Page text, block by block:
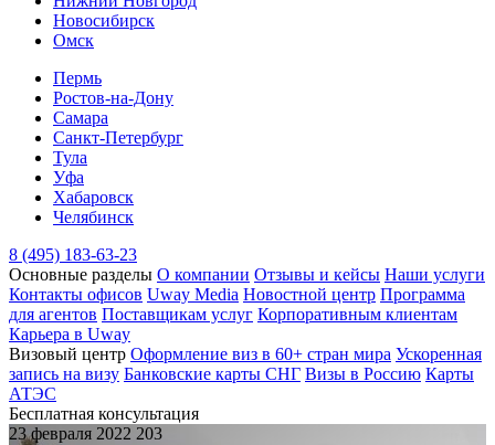
Новосибирск
Омск
Пермь
Ростов-на-Дону
Самара
Санкт-Петербург
Тула
Уфа
Хабаровск
Челябинск
8 (495) 183-63-23
Основные разделы О компании Отзывы и кейсы Наши услуги
Контакты офисов Uway Media Новостной центр Программа
для агентов Поставщикам услуг Корпоративным клиентам
Карьера в Uway
Визовый центр Оформление виз в 60+ стран мира Ускоренная
запись на визу Банковские карты СНГ Визы в Россию Карты
АТЭС
Бесплатная консультация
23 февраля 2022 203